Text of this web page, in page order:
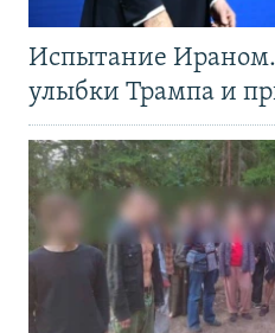
Испытание
улыбки Трампа и